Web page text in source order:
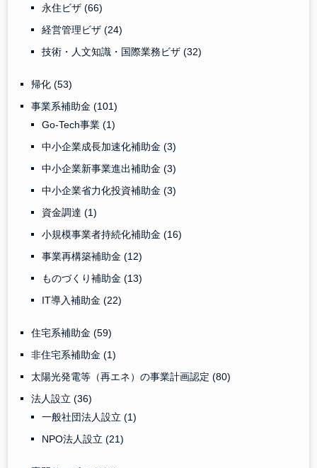
永住ビザ(66)
経営管理ビザ(24)
技術・人文知識・国際業務ビザ(32)
帰化(53)
事業系補助金(101)
Go-Tech事業(1)
中小企業成長加速化補助金(3)
中小企業新事業進出補助金(3)
中小企業省力化投資補助金(3)
資金調達(1)
小規模事業者持続化補助金(16)
事業再構築補助金(12)
ものづくり補助金(13)
IT導入補助金(22)
住宅系補助金(59)
非住宅系補助金(1)
太陽光発電等（再エネ）の事業計画認定(80)
法人設立(36)
一般社団法人設立(1)
NPO法人設立(21)